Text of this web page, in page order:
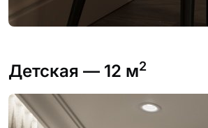
Детская — 12 м2